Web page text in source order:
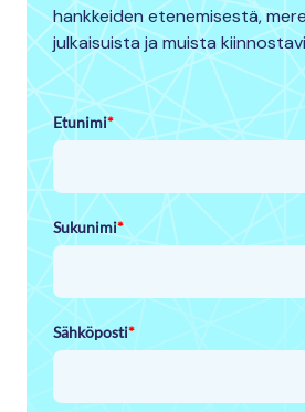
hankkeiden etenemisestä,
julkaisuista ja muista
Etunimi*
Sukunimi*
Sähköposti*